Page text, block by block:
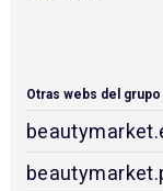
Otras webs del grupo